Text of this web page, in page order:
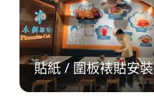
貼紙 / 圍板裱貼安裝